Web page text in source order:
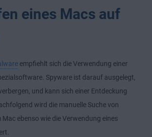
eines Macs auf
empfiehlt sich die Verwendung einer
Spyware ist darauf ausgelegt,
und kann sich einer Entdeckung
wird die manuelle Suche von
ebenso wie die Verwendung eines